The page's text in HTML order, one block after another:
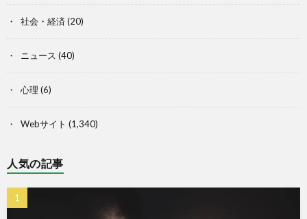
社会・経済 (20)
ニュース (40)
心理 (6)
Webサイト (1,340)
人気の記事